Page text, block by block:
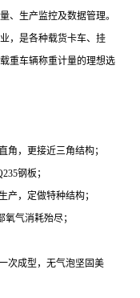
、生产监控及数据管理。
，是各种载货卡车、挂
重车辆称重计量的理想选
角，更接近三角结构；
钢板；
产，定做特种结构；
气消耗殆尽；
次成型，无气泡坚固美